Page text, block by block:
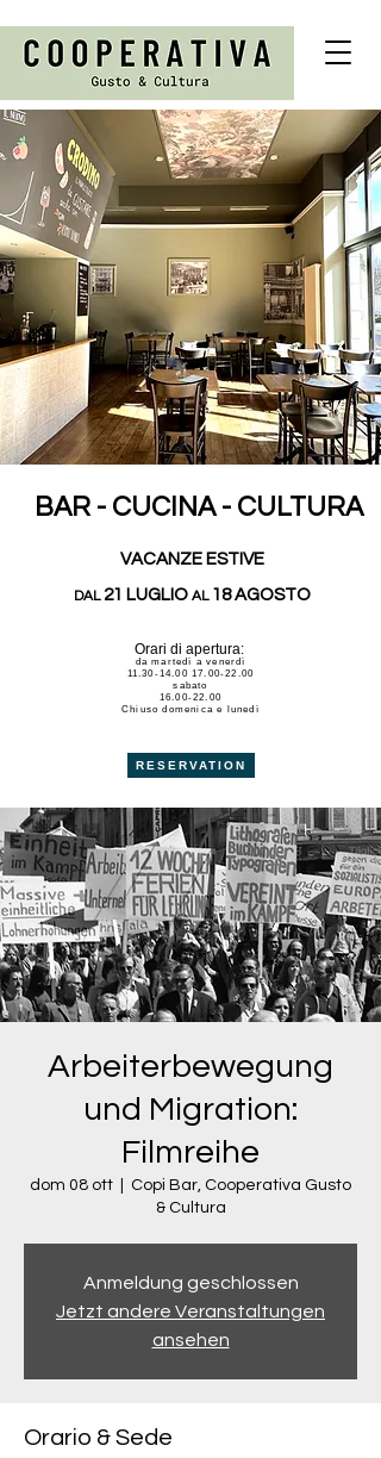
BAR - CUCINA - CULTURA
Orari di apertura:
da martedì a venerdì
11.30-14.00 17.00-22.00
sabato
16.00-22.00
Chiuso domenica e lunedì
RESERVATION
VACANZE ESTIVE
DAL21 LUGLIO AL18 AGOSTO
Arbeiterbewegung
und Migration:
Filmreihe
dom 08 ott
Copi Bar, Cooperativa Gusto
& Cultura
Anmeldung geschlossen
Jetzt andere Veranstaltungen
ansehen
Orario & Sede